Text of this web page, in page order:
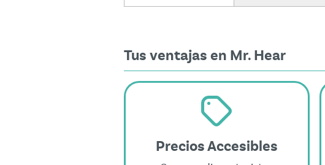
Tus ventajas en Mr. Hear
Precios Accesibles